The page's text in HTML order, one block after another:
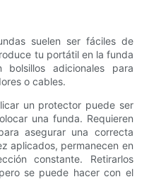
suelen ser fáciles de
tu portátil en la funda
adicionales para
o cables.
un protector puede ser
una funda. Requieren
asegurar una correcta
aplicados, permanecen en
constante. Retirarlos
se puede hacer con el